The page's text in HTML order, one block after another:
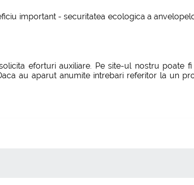
important - securitatea ecologica a
eforturi auxiliare. Pe site-ul nostru poate
au aparut anumite intrebari referitor la un